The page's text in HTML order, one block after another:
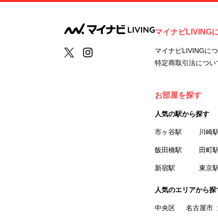
マイナビLIVING
マイナビLIVINGに
特定商取引法につい
お部屋を探す
人気の駅から探す
市ヶ谷駅 川崎
飯田橋駅 田町
新宿駅 東京
人気のエリアから探
中央区 名古屋市